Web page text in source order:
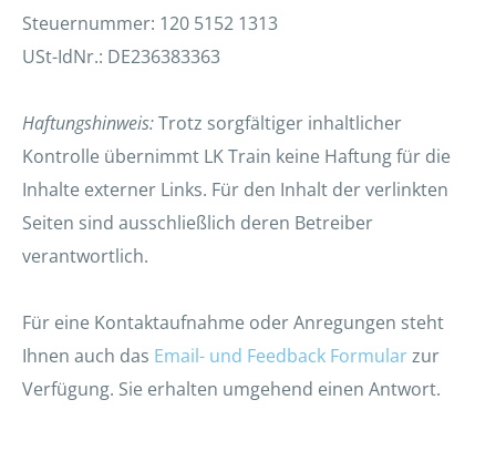
Steuernummer: 120 5152 1313
USt-IdNr.: DE236383363
Haftungshinweis:Trotz sorgfältiger inhaltlicher
Kontrolle übernimmt LK Train keine Haftung für die
Inhalte externer Links. Für den Inhalt der verlinkten
Seiten sind ausschließlich deren Betreiber
verantwortlich.
Für eine Kontaktaufnahme oder Anregungen steht
Ihnen auch das Email- und Feedback Formularzur
Verfügung. Sie erhalten umgehend einen Antwort.